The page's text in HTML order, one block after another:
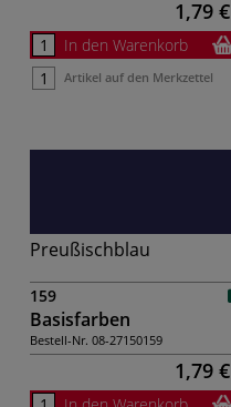
1,79 €
In den Warenkorb
Artikel auf den Merkzettel
Preußischblau
159
Basisfarben
Bestell-Nr. 08-27150159
1,79 €